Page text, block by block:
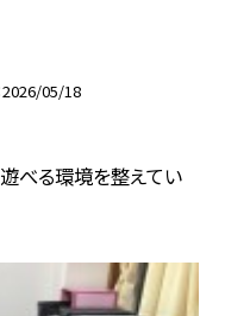
2026/05/18
べる環境を整えてい